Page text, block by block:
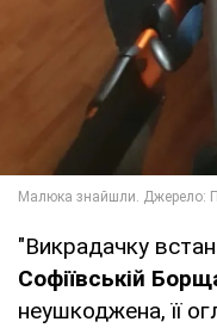
"Викрадачку
Софіївській
неушкоджена, її